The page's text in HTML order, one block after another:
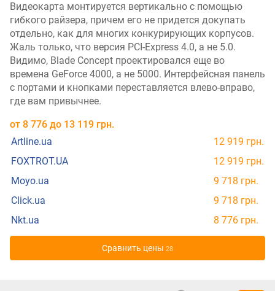
Видеокарта монтируется вертикально с помощью
гибкого райзера, причем его не придется докупать
отдельно, как для многих конкурирующих корпусов.
Жаль только, что версия PCI-Express 4.0, а не 5.0.
Видимо, Blade Concept проектировался еще во
времена GeForce 4000, а не 5000. Интерфейсная панель
с портами и кнопками переставляется влево-вправо,
где вам привычнее.
от 8 776 до 13 119 грн.
Artline.ua
12 919 грн.
FOXTROT.UA
12 919 грн.
Moyo.ua
9 718 грн.
Click.ua
9 718 грн.
Nkt.ua
8 776 грн.
Cравнить цены 28